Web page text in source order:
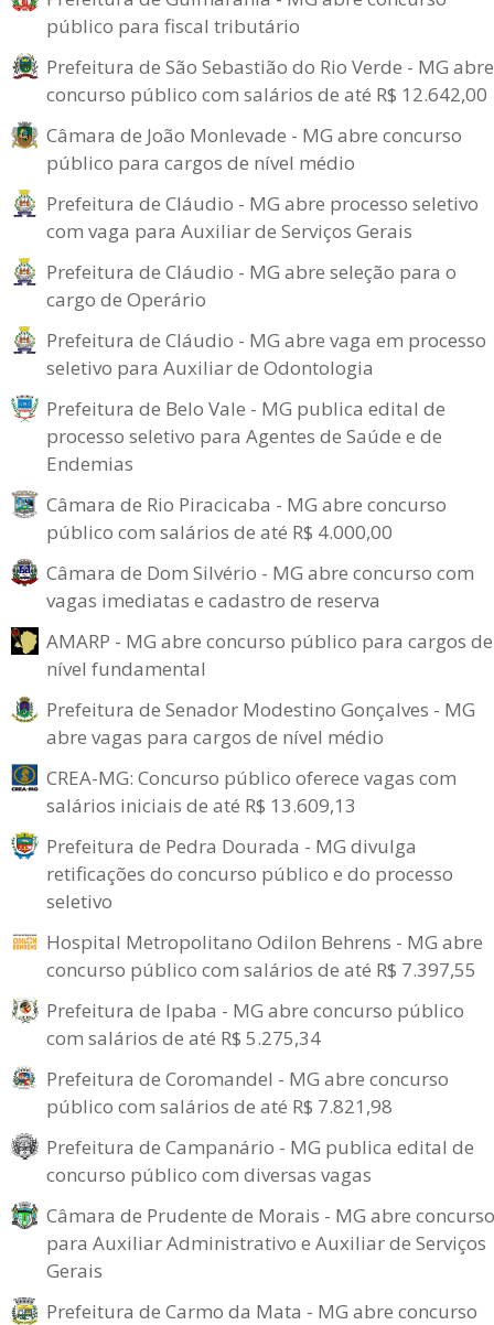
público para fiscal tributário
Prefeitura de São Sebastião do Rio Verde - MG abre
concurso público com salários de até R$ 12.642,00
Câmara de João Monlevade - MG abre concurso
público para cargos de nível médio
Prefeitura de Cláudio - MG abre processo seletivo
com vaga para Auxiliar de Serviços Gerais
Prefeitura de Cláudio - MG abre seleção para o
cargo de Operário
Prefeitura de Cláudio - MG abre vaga em processo
seletivo para Auxiliar de Odontologia
Prefeitura de Belo Vale - MG publica edital de
processo seletivo para Agentes de Saúde e de
Endemias
Câmara de Rio Piracicaba - MG abre concurso
público com salários de até R$ 4.000,00
Câmara de Dom Silvério - MG abre concurso com
vagas imediatas e cadastro de reserva
AMARP - MG abre concurso público para cargos de
nível fundamental
Prefeitura de Senador Modestino Gonçalves - MG
abre vagas para cargos de nível médio
CREA-MG: Concurso público oferece vagas com
salários iniciais de até R$ 13.609,13
Prefeitura de Pedra Dourada - MG divulga
retificações do concurso público e do processo
seletivo
Hospital Metropolitano Odilon Behrens - MG abre
concurso público com salários de até R$ 7.397,55
Prefeitura de Ipaba - MG abre concurso público
com salários de até R$ 5.275,34
Prefeitura de Coromandel - MG abre concurso
público com salários de até R$ 7.821,98
Prefeitura de Campanário - MG publica edital de
concurso público com diversas vagas
Câmara de Prudente de Morais - MG abre concurso
para Auxiliar Administrativo e Auxiliar de Serviços
Gerais
Prefeitura de Carmo da Mata - MG abre concurso